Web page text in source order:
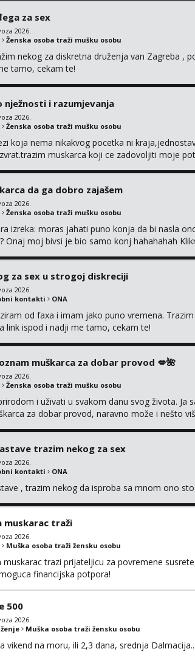
za sex
2026.
Ženska osoba traži mušku osobu
nekog za diskretna druženja van Zagreba ,
tamo, cekam te!
nježnosti i razumjevanja
2026.
Ženska osoba traži mušku osobu
koja nema nikakvog pocetka ni
muskarca koji ce zadovoljiti moje
da ga dobro zajašem
2026.
Ženska osoba traži mušku osobu
izreka: moras jahati puno konja da bi nasla
Onaj moj bivsi je bio samo konj hahahahah
za sex u strogoj diskreciji
2026.
kontakti ONA
od faxa i imam jako puno vremena.
link ispod i nadji me tamo, cekam te!
muškarca za dobar provod 💋🌺
2026.
Ženska osoba traži mušku osobu
i uživati u svakom danu svog života. Ja
za dobar provod, naravno može i nešto
trazim nekog za sex
2026.
kontakti ONA
, trazim nekog da isproba sa mnom ono
muskarac traži
2026.
Muška osoba traži žensku osobu
muskarac trazi prijateljicu za povremene
financijska potpora!
500
2026.
Muška osoba traži žensku osobu
vikend na moru, ili 2,3 dana, srednja